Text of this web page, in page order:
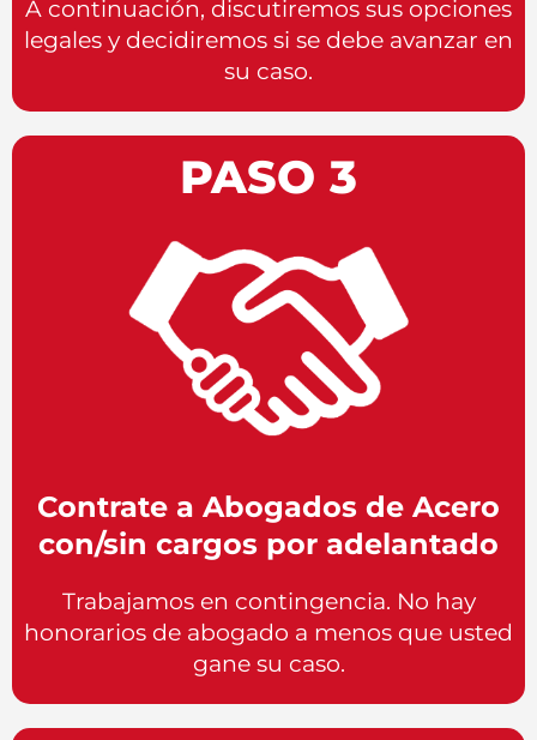
A continuación, discutiremos sus opciones
legales y decidiremos si se debe avanzar en
su caso.
PASO 3
Contrate a Abogados de Acero
con/sin cargos por adelantado
Trabajamos en contingencia. No hay
honorarios de abogado a menos que usted
gane su caso.